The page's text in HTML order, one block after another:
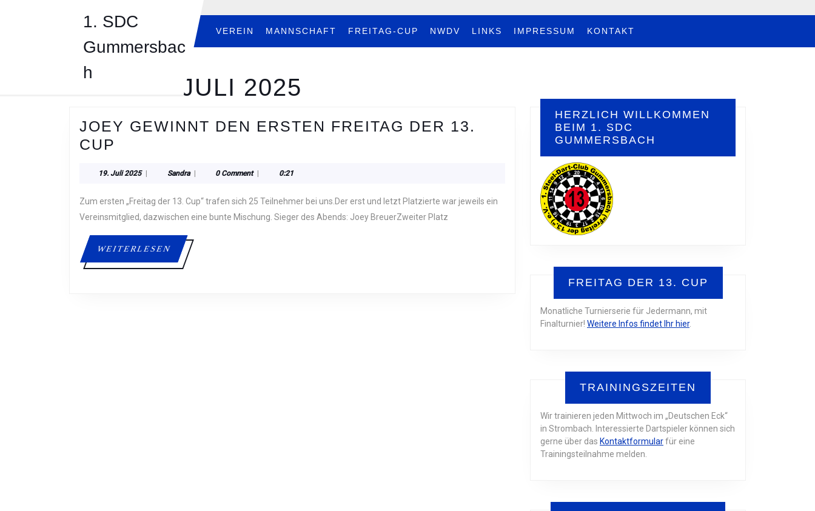
1. SDC
Gummersbac
h
VEREIN MANNSCHAFT FREITAG-CUP NWDV LINKS IMPRESSUM KONTAKT
TAG: 19. JULI 2025
JOEY GEWINNT DEN ERSTEN FREITAG DER 13.
CUP
DEN
ERSTEN
FREITAG
DER
13.
CUP
19. Juli 202519.
SandraSandra 0 Comment 0:21
Zum ersten „Freitag der 13. Cup“ trafen sich 25 Teilnehmer bei uns.Der erst und letzt Platzierte war jeweils ein
Vereinsmitglied, dazwischen eine bunte Mischung. Sieger des Abends: Joey BreuerZweiter Platz
WEITERLESENWEITERLESEN
HERZLICH WILLKOMMEN
BEIM 1. SDC
GUMMERSBACH
FREITAG DER 13. CUP
Monatliche Turnierserie für Jedermann, mit
Finalturnier! Weitere Infos findet Ihr hier.
TRAININGSZEITEN
Wir trainieren jeden Mittwoch im „Deutschen Eck“
in Strombach. Interessierte Dartspieler können sich
gerne über das Kontaktformularfür eine
Trainingsteilnahme melden.